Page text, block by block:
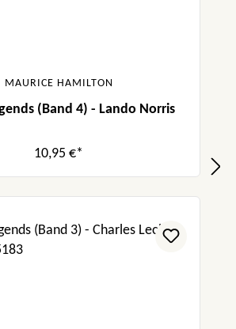
MAURICE HAMILTON
(Band 4) - Lando Norris
10,95 €*